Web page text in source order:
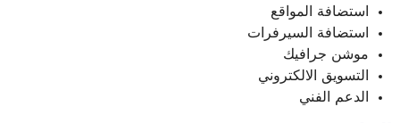
استضافة المواقع
استضافة السيرفرات
موشن جرافيك
التسويق الالكتروني
الدعم الفني